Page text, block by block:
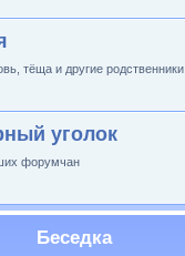
тёща и другие родственники
уголок
форумчан
Беседка